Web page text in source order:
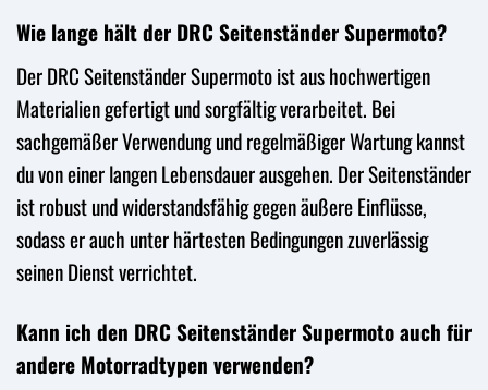
Wie lange hält der DRC Seitenständer Supermoto?
Der DRC Seitenständer Supermoto ist aus hochwertigen
Materialien gefertigt und sorgfältig verarbeitet. Bei
sachgemäßer Verwendung und regelmäßiger Wartung kannst
du von einer langen Lebensdauer ausgehen. Der Seitenständer
ist robust und widerstandsfähig gegen äußere Einflüsse,
sodass er auch unter härtesten Bedingungen zuverlässig
seinen Dienst verrichtet.
Kann ich den DRC Seitenständer Supermoto auch für
andere Motorradtypen verwenden?